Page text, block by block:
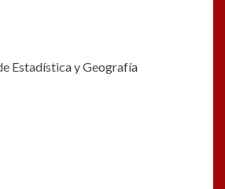
Estadística y Geografía